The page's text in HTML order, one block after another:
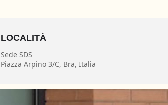
LOCALITÀ
Sede SDS
Piazza Arpino 3/C, Bra, Italia